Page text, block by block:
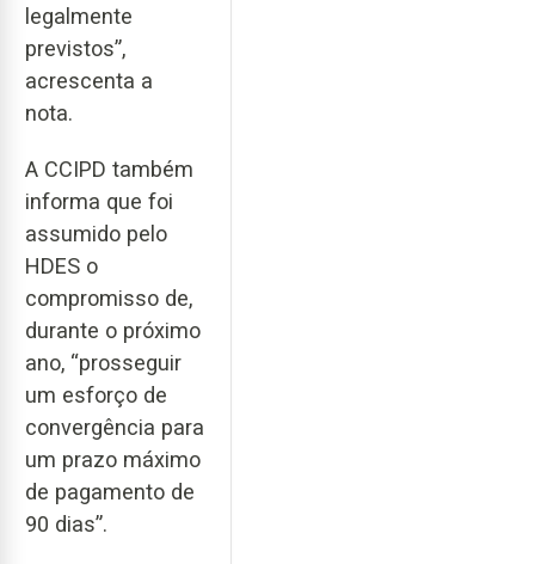
legalmente
previstos”,
acrescenta a
nota.
A CCIPD também
informa que foi
assumido pelo
HDES o
compromisso de,
durante o próximo
ano, “prosseguir
um esforço de
convergência para
um prazo máximo
de pagamento de
90 dias”.